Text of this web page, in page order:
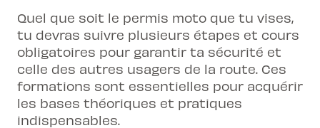
Quel que soit le permis moto que tu vises,
tu devras suivre plusieurs étapes et cours
obligatoires pour garantir ta sécurité et
celle des autres usagers de la route. Ces
formations sont essentielles pour acquérir
les bases théoriques et pratiques
indispensables.